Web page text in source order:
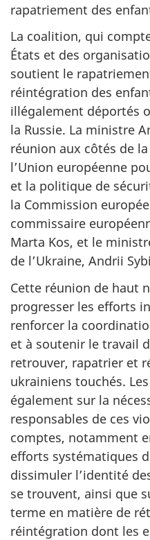
rapatriement des
La coalition, qui
États et des
soutient le
réintégration des
illégalement déportés
la Russie. La ministre
réunion aux côtés de
l’Union européenne
et la politique de
la Commission
commissaire
Marta Kos, et le
de l’Ukraine, Andrii
Cette réunion de haut
progresser les efforts
renforcer la
et à soutenir le travail
retrouver, rapatrier et
ukrainiens touchés.
également sur la
responsables de ces
comptes, notamment
efforts systématiques
dissimuler l’identité
se trouvent, ainsi que
terme en matière de
réintégration dont les